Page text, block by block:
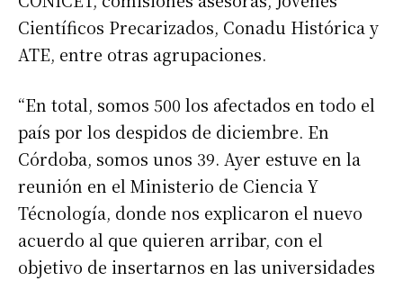
Científicos Precarizados, Conadu Histórica y
ATE, entre otras agrupaciones.
“En total, somos 500 los afectados en todo el
país por los despidos de diciembre. En
Córdoba, somos unos 39. Ayer estuve en la
reunión en el Ministerio de Ciencia Y
Técnología, donde nos explicaron el nuevo
acuerdo al que quieren arribar, con el
objetivo de insertarnos en las universidades